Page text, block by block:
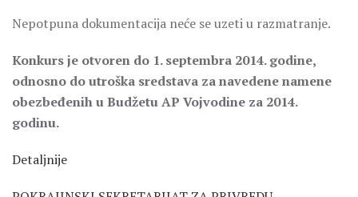
Nepotpuna dokumentacija neće se uzeti u razmatranje.
Konkurs je otvoren do 1. septembra 2014. godine,
odnosno do utroška sredstava za navedene namene
obezbeđenih u Budžetu AP Vojvodine za 2014.
godinu.
Detaljnije